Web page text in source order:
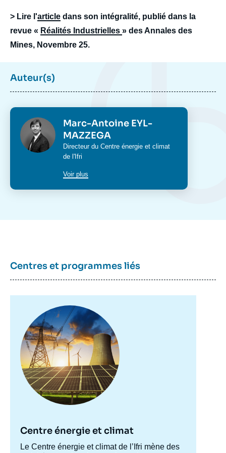
> Lire l'article dans son intégralité, publié dans la
revue « Réalités Industrielles » des Annales des
Mines, Novembre 25.
Auteur(s)
Photo
Marc-Antoine EYL-
MAZZEGA
Intitulé
du
Directeur du Centre énergie et climat
de l'Ifri
Voir plus
Centres et programmes liés
principale
Centre énergie et climat
Accroche
Le Centre énergie et climat de l’Ifri mène des